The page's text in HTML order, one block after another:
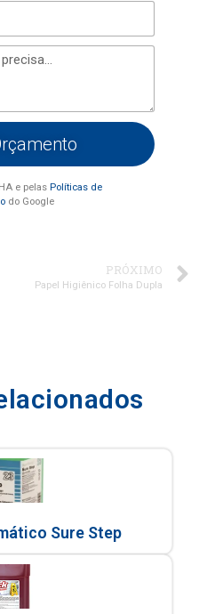
e pelas Políticas de
do Google
PRÓXIMO
Papel Higiênico Folha Dupla
Sure Step